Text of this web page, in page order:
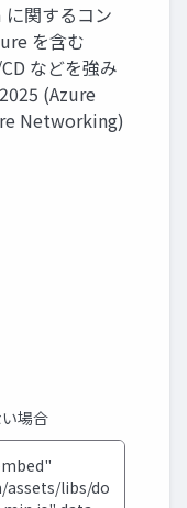
関するコン
を含む
などを強み
(Azure
Networking)
場合